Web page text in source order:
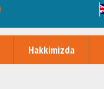
Hakkimizda